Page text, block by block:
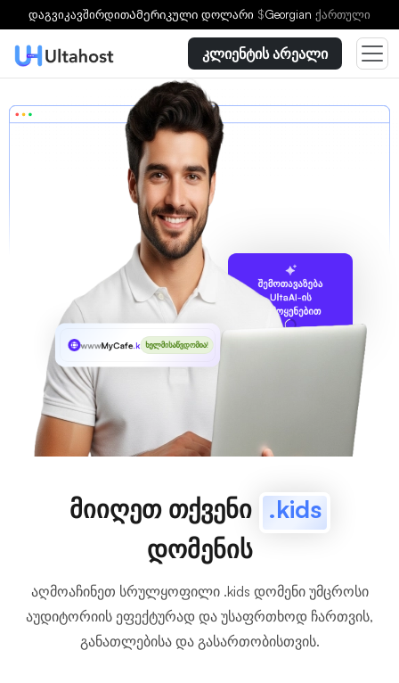
დაგვიკავშირდითᲐმერიკული დოლარი $Georgian ქართული
კლიენტის არეალი
შემოთავაზება
UltaAI-ის
გამოყენებით
wwwMyCafe.kidsხელმისაწვდომია!
მიიღეთ თქვენი .kids
დომენის
აღმოაჩინეთ სრულყოფილი .kids დომენი უმცროსი
აუდიტორიის ეფექტურად და უსაფრთხოდ ჩართვის,
განათლებისა და გასართობისთვის.